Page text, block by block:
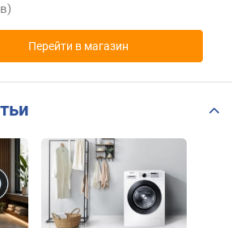
Перейти в магазин